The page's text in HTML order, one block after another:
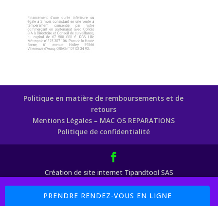
Boutique : 5% sur les Pièces Détachées Code Promo : MAC77 (
Payement 4 X Sans Frais avec PayPal et Cofidis )
Politique en matière de remboursements et de
retours
Mentions Légales – MAC OS REPARATIONS
Politique de confidentialité
Création de site internet Tipandtool SAS
PRENDRE RENDEZ-VOUS EN LIGNE